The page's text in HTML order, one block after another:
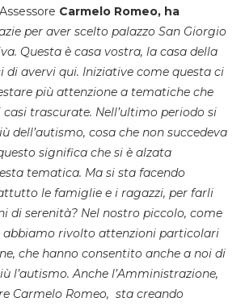
Carmelo Romeo, ha
per aver scelto palazzo San Giorgio
Questa è casa vostra, la casa della
di avervi qui. Iniziative come questa ci
più attenzione a tematiche che
trascurate. Nell’ultimo periodo si
dell’autismo, cosa che non succedeva
significa che si è alzata
tematica. Ma si sta facendo
le famiglie e i ragazzi, per farli
di serenità? Nel nostro piccolo, come
abbiamo rivolto attenzioni particolari
che hanno consentito anche a noi di
l’autismo. Anche l’Amministrazione,
Carmelo Romeo, sta creando